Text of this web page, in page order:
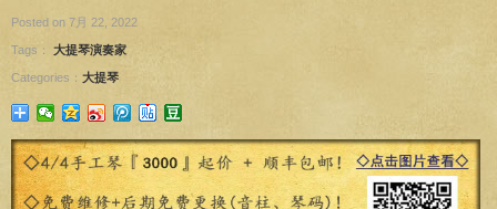
Posted on 7月 22, 2022
Tags： 大提琴演奏家
Categories： 大提琴